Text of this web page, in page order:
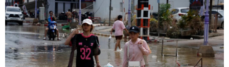
地方频道
北京 天津 河北 山西
辽宁 吉林 上海 江苏